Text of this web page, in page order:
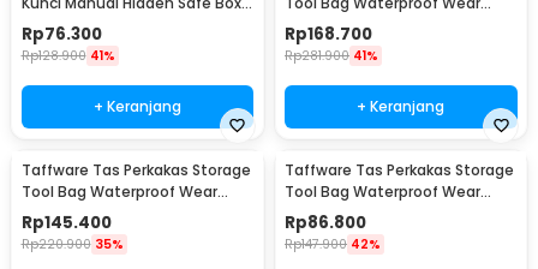
Size L Love - KB-20L
Rp76.300
Rp128.900 41%
+ Keranjang
Resistant 23 Inch - A02584
Rp168.700
Rp281.900 41%
+ Keranjang
Taffware Tas Perkakas Storage
Tool Bag Waterproof Wear
Resistant 21 Inch - A02584
Rp145.400
Rp220.900 35%
Taffware Tas Perkakas Storage
Tool Bag Waterproof Wear
Resistant 18 Inch - A03403
Rp86.800
Rp147.900 42%